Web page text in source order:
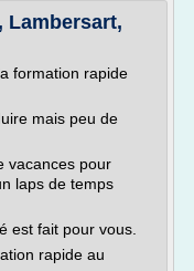
Lambersart,
formation rapide
mais peu de
vacances pour
laps de temps
est fait pour vous.
rapide au